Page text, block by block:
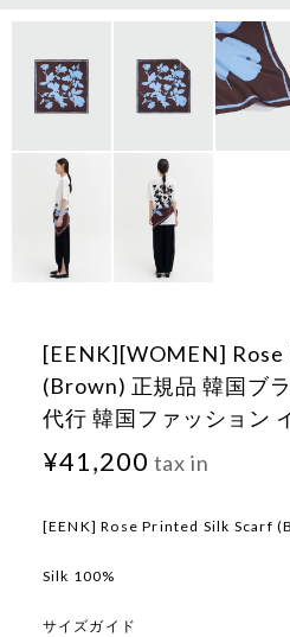
[EENK][WOMEN] Rose
(Brown) 正規品 韓国ブ
代行 韓国ファッション
¥41,200 tax in
[EENK] Rose Printed Silk Scarf
Silk 100%
サイズガイド